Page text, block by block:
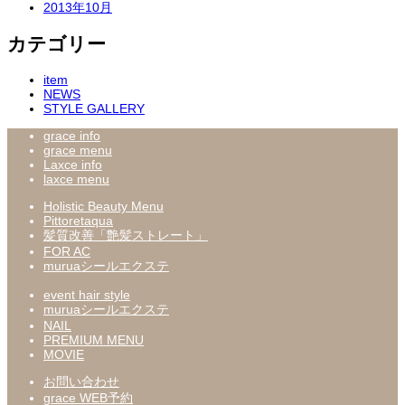
2013年10月
カテゴリー
item
NEWS
STYLE GALLERY
grace info
grace menu
Laxce info
laxce menu
Holistic Beauty Menu
Pittoretaqua
髪質改善「艶髪ストレート」
FOR AC
muruaシールエクステ
event hair style
muruaシールエクステ
NAIL
PREMIUM MENU
MOVIE
お問い合わせ
grace WEB予約